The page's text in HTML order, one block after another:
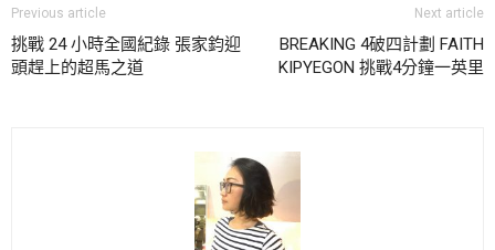
Previous article
挑戰 24 小時全國紀錄 張家鈞迎
頭趕上的超馬之道
Next article
BREAKING 4破四計劃 FAITH
KIPYEGON 挑戰4分鐘一英里